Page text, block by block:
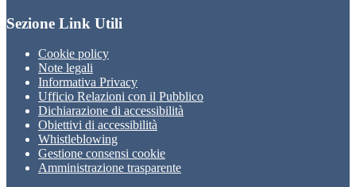
Sezione Link Utili
Cookie policy
Note legali
Informativa Privacy
Ufficio Relazioni con il Pubblico
Dichiarazione di accessibilità
Obiettivi di accessibilità
Whistleblowing
Gestione consensi cookie
Amministrazione trasparente